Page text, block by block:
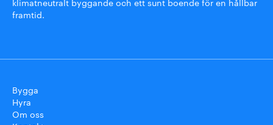
klimatneutralt byggande och ett sunt boende för en hållbar
framtid.
Bygga
Hyra
Om oss